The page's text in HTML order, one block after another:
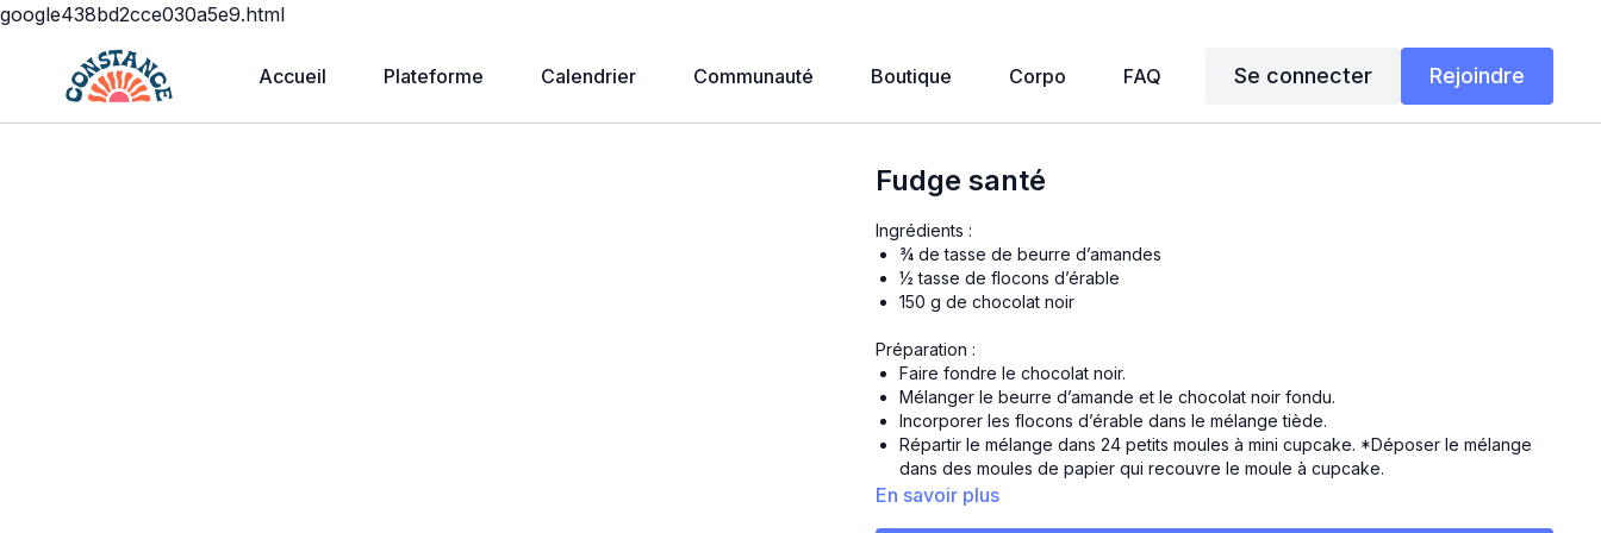
google438bd2cce030a5e9.html
Accueil Plateforme Calendrier Communauté Boutique Corpo FAQ Se connecter Rejoindre
Fudge santé
Ingrédients :
¾ de tasse de beurre d’amandes
½ tasse de flocons d’érable
150 g de chocolat noir
Préparation :
Faire fondre le chocolat noir.
Mélanger le beurre d’amande et le chocolat noir fondu.
Incorporer les flocons d’érable dans le mélange tiède.
Répartir le mélange dans 24 petits moules à mini cupcake. *Déposer le mélange
dans des moules de papier qui recouvre le moule à cupcake.
Déposer quelques flocons d’érable sur le dessus pour décorer.
En savoir plus